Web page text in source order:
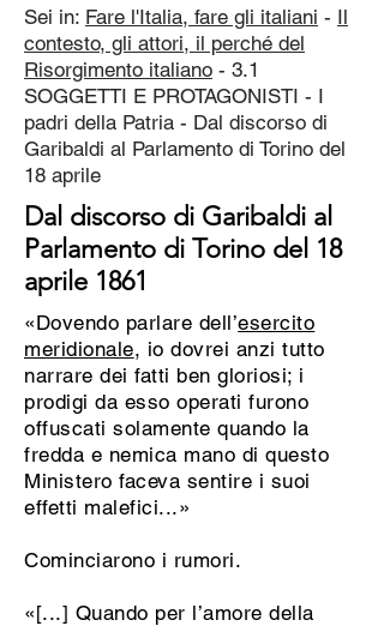
Sei in: Fare l'Italia, fare gli italiani - Il
contesto, gli attori, il perché del
Risorgimento italiano - 3.1
SOGGETTI E PROTAGONISTI - I
padri della Patria - Dal discorso di
Garibaldi al Parlamento di Torino del
18 aprile
Dal discorso di Garibaldi al
Parlamento di Torino del 18
aprile 1861
«Dovendo parlare dell’esercito
meridionale, io dovrei anzi tutto
narrare dei fatti ben gloriosi; i
prodigi da esso operati furono
offuscati solamente quando la
fredda e nemica mano di questo
Ministero faceva sentire i suoi
effetti malefici...»
Cominciarono i rumori.
«[...] Quando per l’amore della